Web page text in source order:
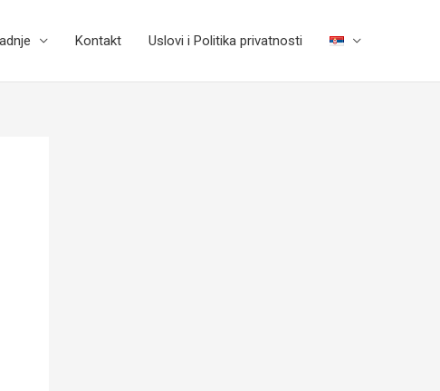
Kontakt Uslovi i Politika privatnosti